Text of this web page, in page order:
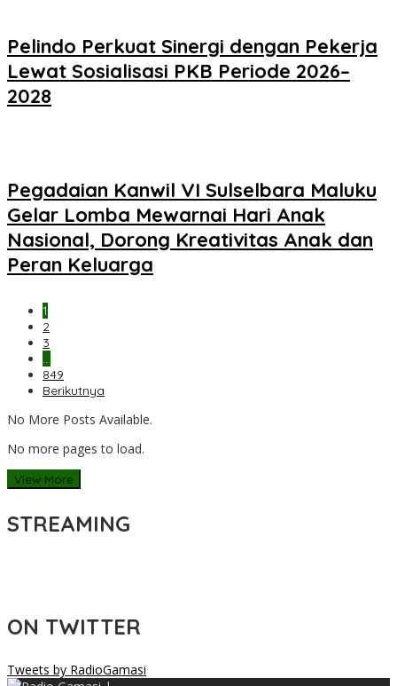
Pelindo Perkuat Sinergi dengan Pekerja
Lewat Sosialisasi PKB Periode 2026–
2028
Pegadaian Kanwil VI Sulselbara Maluku
Gelar Lomba Mewarnai Hari Anak
Nasional, Dorong Kreativitas Anak dan
Peran Keluarga
1
2
3
…
849
Berikutnya
No More Posts Available.
No more pages to load.
View More
STREAMING
ON TWITTER
Tweets by RadioGamasi